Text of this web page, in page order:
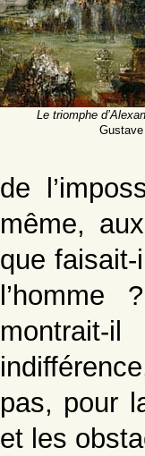
Le triomphe
de
même,
que
pas, pour
et les